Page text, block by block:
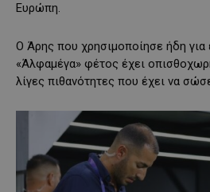
Ευρώπη.
Ο Άρης που χρησιμοποίησε ήδη
«Άλφαμέγα» φέτος έχει
λίγες πιθανότητες που έχει να